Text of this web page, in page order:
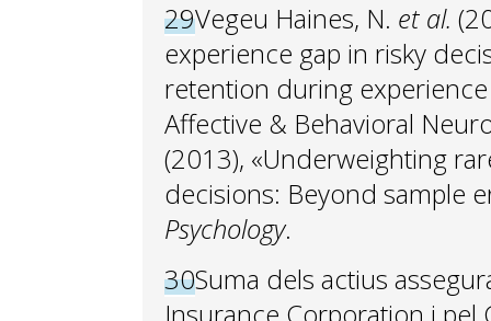
29Vegeu Haines, N. et al.
experience gap in risky
retention during experience
Affective & Behavioral
(2013), «Underweighting
decisions: Beyond sample
Psychology.
30Suma dels actius